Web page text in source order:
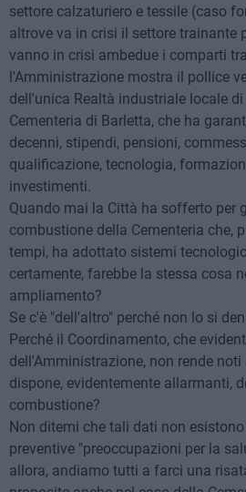
settore calzaturiero e tessile (caso
altrove va in crisi il settore trainante
vanno in crisi ambedue i comparti
l'Amministrazione mostra il pollice
dell'unica Realtà industriale locale
Cementeria di Barletta, che ha
decenni, stipendi, pensioni,
qualificazione, tecnologia,
investimenti.
Quando mai la Città ha sofferto per
combustione della Cementeria che,
tempi, ha adottato sistemi
certamente, farebbe la stessa cosa
ampliamento?
Se c'è "dell'altro" perché non lo si
Perché il Coordinamento, che
dell'Amministrazione, non rende
dispone, evidentemente allarmanti,
combustione?
Non ditemi che tali dati non
preventive "preoccupazioni per la
allora, andiamo tutti a farci una